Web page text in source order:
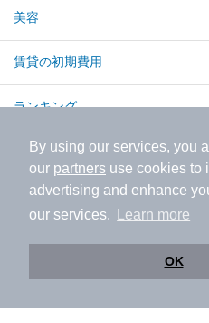
By using our services, you
our partners use cookies to
advertising and enhance
our services.
Learn more
OK
美容
賃貸の初期費用
ランキング
マナー
間取り
レシピ